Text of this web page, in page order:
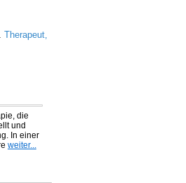
Therapeut,